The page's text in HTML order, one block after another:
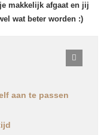
makkelijk afgaat en jij
wat beter worden :)
aan te passen